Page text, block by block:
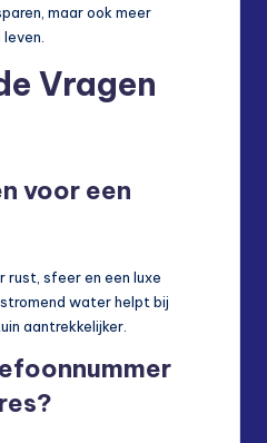
maar ook meer
Vragen
voor een
rust, sfeer en een luxe
water helpt bij
aantrekkelijker.